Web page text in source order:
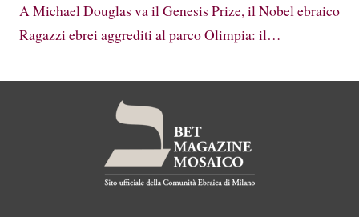
A Michael Douglas va il Genesis Prize, il Nobel ebraico
Ragazzi ebrei aggrediti al parco Olimpia: il…